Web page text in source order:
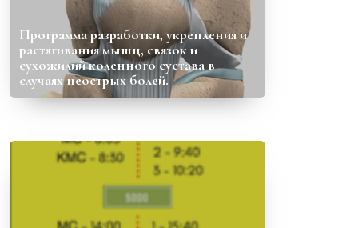
Программа разработки, укрепления и
растягивания мышц, связок и
сухожилий коленного сустава в
случаях неострых болей.